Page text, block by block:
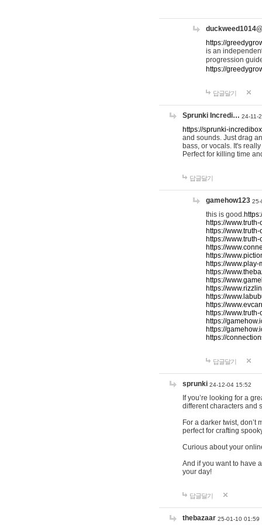
https://
is an
progression
https://
답글달기
Sprunki Incredi… 24-11-
https://sprunki-
and sounds. Just drag
bass, or vocals. It's
Perfect for killing time
답글달기
gamehow123 25-
this is good.
https://
https://
https://
https://
https://
https://
https://
https://
https://
https://
https://
https://
https://
https://
https://
답글달기
sprunki 24-12-04 15:52
If you’re looking for a
different characters and
For a darker twist, don’t
perfect for crafting
Curious about your
And if you want to have
your day!
답글달기
thebazaar 25-01-10 01:59